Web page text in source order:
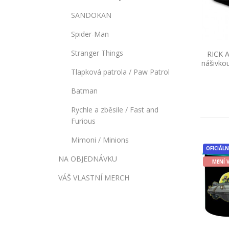
SANDOKAN
Spider-Man
Stranger Things
Tlapková patrola / Paw Patrol
Batman
Rychle a zběsile / Fast and
Furious
Mimoni / Minions
NA OBJEDNÁVKU
VÁŠ VLASTNÍ MERCH
RICK
MĚNÍ